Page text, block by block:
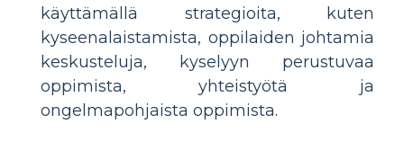
käyttämällä strategioita, kuten
kyseenalaistamista, oppilaiden johtamia
keskusteluja, kyselyyn perustuvaa
oppimista, yhteistyötä ja
ongelmapohjaista oppimista.